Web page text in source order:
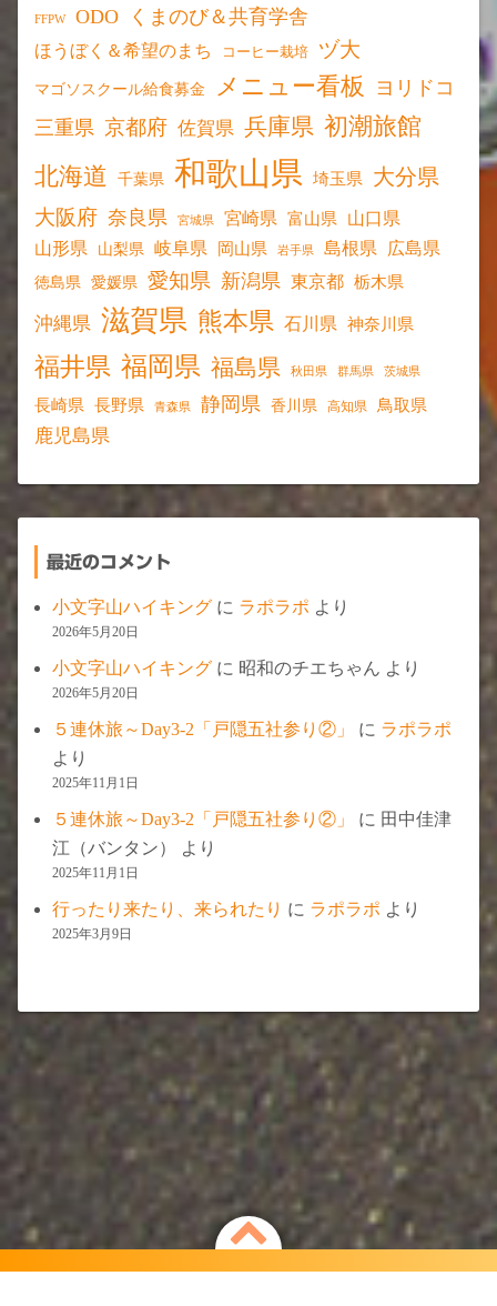
FFPW ODO くまのび＆共育学舎
ほうぼく＆希望のまち コーヒー栽培 ヅ大
マゴソスクール給食募金 メニュー看板
ヨリドコ
三重県 京都府 佐賀県 兵庫県 初潮旅館
北海道
千葉県 和歌山県 埼玉県 大分県
大阪府 奈良県 宮城県 宮崎県 富山県 山口県
山形県 山梨県 岐阜県 岡山県 岩手県 島根県 広島県
徳島県 愛媛県 愛知県 新潟県 東京都 栃木県
沖縄県 滋賀県 熊本県 石川県 神奈川県
福井県 福岡県 福島県 秋田県 群馬県 茨城県
長崎県 長野県 青森県 静岡県 香川県 高知県 鳥取県
鹿児島県
最近のコメント
小文字山ハイキング に ラポラポ より
2026年5月20日
小文字山ハイキング に 昭和のチエちゃん より
2026年5月20日
５連休旅～Day3-2「戸隠五社参り②」 に ラポラポ
より
2025年11月1日
５連休旅～Day3-2「戸隠五社参り②」 に 田中佳津
江（バンタン）
より
2025年11月1日
行ったり来たり、来られたり に ラポラポ より
2025年3月9日